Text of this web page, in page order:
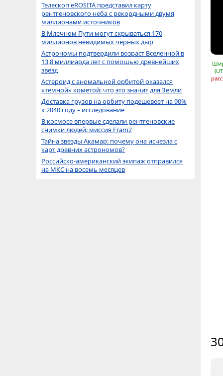
Телескоп eROSITA представил карту
рентгеновского неба с рекордными двумя
миллионами источников
В Млечном Пути могут скрываться 170
миллионов невидимых черных дыр
Астрономы подтвердили возраст Вселенной в
13,8 миллиарда лет с помощью древнейших
звёзд
Астероид с аномальной орбитой оказался
«темной» кометой: что это значит для Земли
Доставка грузов на орбиту подешевеет на 90%
к 2040 году – исследование
В космосе впервые сделали рентгеновские
снимки людей: миссия Fram2
Тайна звезды Акамар: почему она исчезла с
карт древних астрономов?
Российско-американский экипаж отправился
на МКС на восемь месяцев